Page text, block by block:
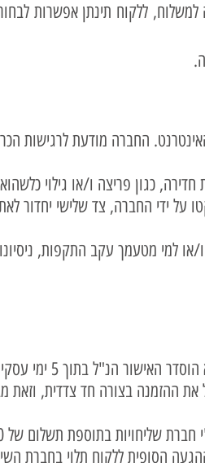
ללקוח תינתן אפשרות
החברה מודעת לרגישות
כגון פריצה ו/או גילוי
ידי החברה, צד שלישי יחדור
למי מטעמך עקב התקפות,
2. מועד המשלוח יקבע רק לאחר אישור העסקה
ההזמנה בצורה חד צדדית, וזאת
זמן ההגעה הסופית ללקוח תלוי בחברת